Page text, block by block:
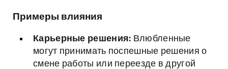
Примеры влияния
Карьерные решения: Влюбленные
могут принимать поспешные решения о
смене работы или переезде в другой